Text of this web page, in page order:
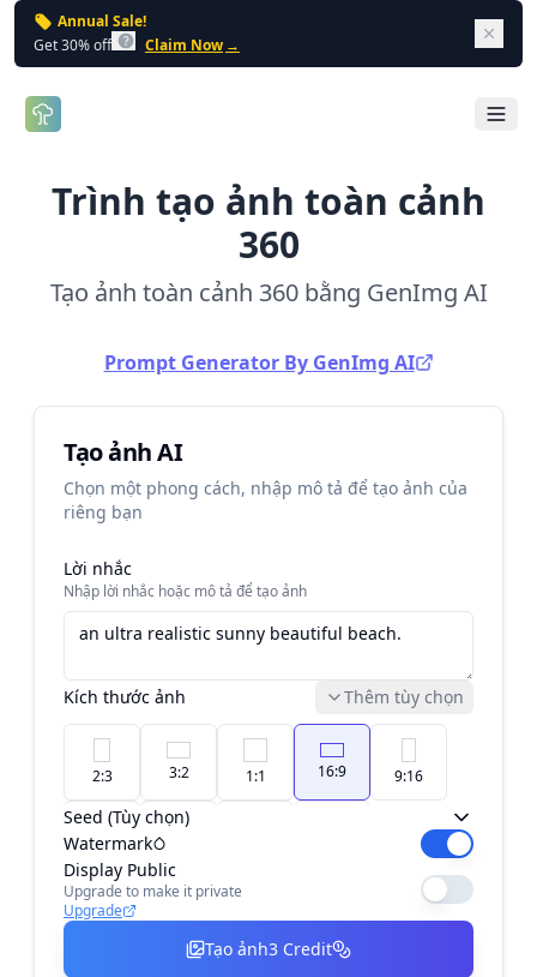
Annual Sale!
Get 30% off
Claim Now →
Open
Trình tạo ảnh toàn cảnh
360
Tạo ảnh toàn cảnh 360 bằng GenImg AI
Prompt Generator By GenImg AI
Tạo ảnh AI
Chọn một phong cách, nhập mô tả để tạo ảnh của
riêng bạn
Lời nhắc
Nhập lời nhắc hoặc mô tả để tạo ảnh
Kích thước ảnh Thêm tùy chọn
2:3 3:2 1:1 16:9 9:16
4:5
Seed (Tùy chọn)
Watermark
Display Public
Upgrade to make it private
Upgrade
Tạo ảnh3 Credit